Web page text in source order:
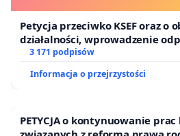
Petycja przeciwko KSEF oraz o
działalności, wprowadzenie
finansowej kluczowych
3 171 podpisów
Informacja o przejrzystości
PETYCJA o kontynuowanie